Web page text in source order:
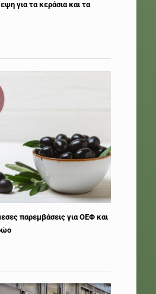
για τα κεράσια και τα
παρεμβάσεις για ΟΕΦ και